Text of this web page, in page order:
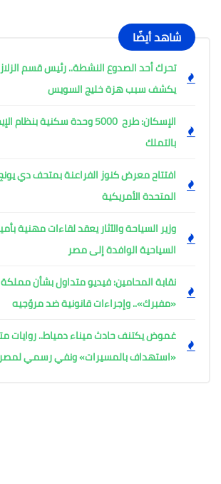
شاهد أيضًا
تحرك أحد الصدوع النشطة.. رئيس قسم
يكشف سبب هزة خليج السويس
الإسكان: طرح 5000 وحدة سكنية
بالتملك
افتتاح معرض كنوز الفراعنة بمتحف دي
المتحدة الأمريكية
وزير السياحة والآثار يعقد لقاءات مهنية
السياحية الوافدة إلى مصر
نقابة المحامين: فيديو متداول بشأن مملكة
«مفبرك».. وإجراءات قانونية ضد مروّجيه
غموض يكتنف حادث ميناء دمياط.. روايات
«استهداف بالمسيرات» ونفي رسمي